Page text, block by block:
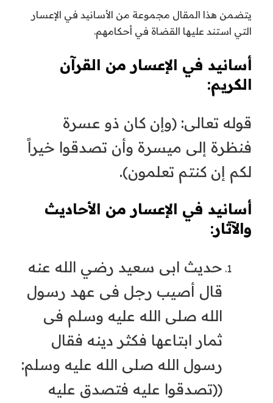
يتضمن هذا المقال مجموعة من الأسانيد في الإعسار
التي استند عليها القضاة في أحكامهم.
أسانيد في الإعسار من القرآن
الكريم:
قوله تعالى: (وإن كان ذو عسرة
فنظرة إلى ميسرة وأن تصدقوا خيراً
لكم إن كنتم تعلمون).
أسانيد في الإعسار من الأحاديث
والآثار:
حديث ابى سعيد رضي الله عنه
قال أصيب رجل فى عهد رسول
الله صلى الله عليه وسلم فى
ثمار ابتاعها فكثر دينه فقال
رسول الله صلى الله عليه وسلم:
((تصدقوا عليه فتصدق عليه